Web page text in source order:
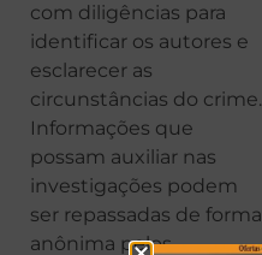
com diligências para
identificar os autores e
esclarecer as
circunstâncias do crime.
Informações que
possam auxiliar nas
investigações podem
ser repassadas de forma
anônima pelos